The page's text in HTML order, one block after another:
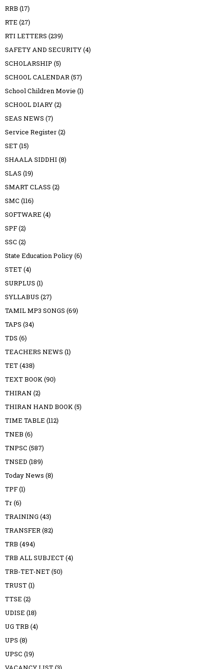
RRB (17)
RTE (27)
RTI LETTERS (239)
SAFETY AND SECURITY(4)
SCHOLARSHIP (5)
SCHOOL CALENDAR(57)
School Children Movie (1)
SCHOOL DIARY(2)
SEAS NEWS (7)
Service Register(2)
SET(15)
SHAALA SIDDHI (8)
SLAS (19)
SMART CLASS (2)
SMC (116)
SOFTWARE (4)
SPF(2)
SSC (2)
State Education Policy(6)
STET(4)
SURPLUS (1)
SYLLABUS (27)
TAMIL MP3 SONGS (69)
TAPS (34)
TDS (6)
TEACHERS NEWS (1)
TET(438)
TEXT BOOK(90)
THIRAN (2)
THIRAN HAND BOOK(5)
TIME TABLE (112)
TNEB (6)
TNPSC (587)
TNSED (189)
Today News (8)
TPF(1)
Tr(6)
TRAINING (43)
TRANSFER(82)
TRB (494)
TRB ALL SUBJECT(4)
TRB-TET-NET(50)
TRUST(1)
TTSE (2)
UDISE (18)
UG TRB (4)
UPS (8)
UPSC (19)